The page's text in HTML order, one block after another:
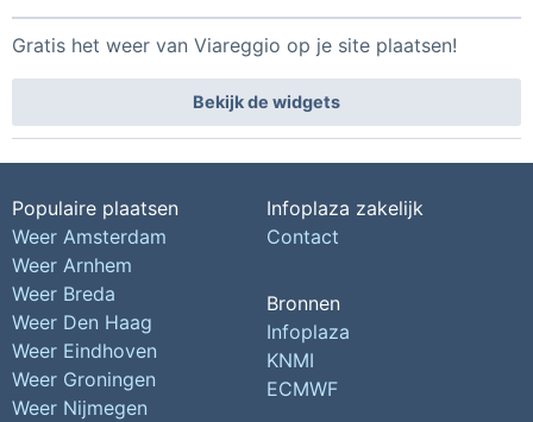
Gratis het weer van Viareggio op je site plaatsen!
Bekijk de widgets
Populaire plaatsen
Weer Amsterdam
Weer Arnhem
Weer Breda
Weer Den Haag
Weer Eindhoven
Weer Groningen
Weer Nijmegen
Infoplaza zakelijk
Contact
Bronnen
Infoplaza
KNMI
ECMWF